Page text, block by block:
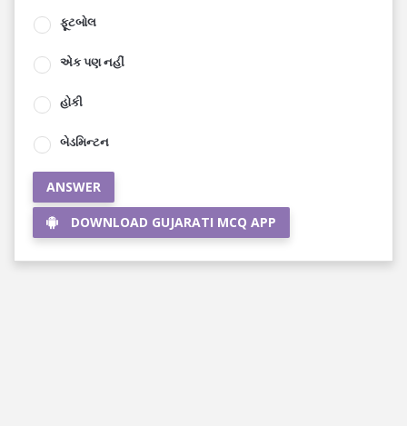
ફૂટબોલ
એક પણ નહીં
હોકી
બેડમિન્ટન
ANSWER
DOWNLOAD GUJARATI MCQ APP